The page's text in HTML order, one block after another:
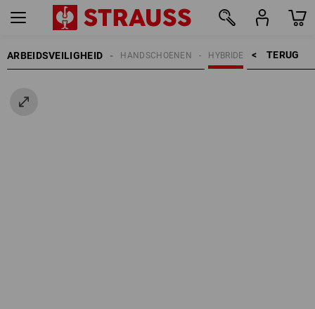
ARBEIDSVEILIGHEID TERUG    >
HYBRIDE
HANDSCHOENEN